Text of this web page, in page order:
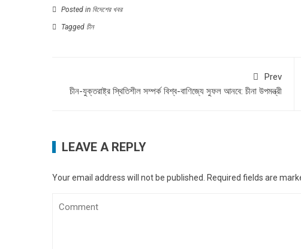
Posted in বিদেশের খবর
Tagged চীন
Prev
চীন-যুক্তরাষ্ট্র স্থিতিশীল সম্পর্ক বিশ্ব-বাণিজ্যে সুফল আনবে: চীনা উপমন্ত্রী
LEAVE A REPLY
Your email address will not be published. Required fields are